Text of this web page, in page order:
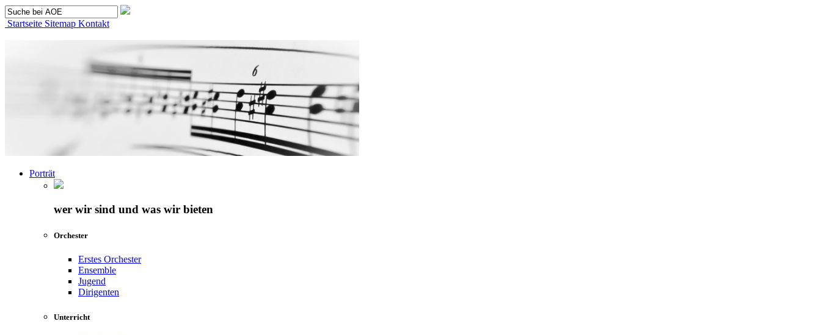
Startseite Sitemap Kontakt
Porträt
wer wir sind und was wir bieten
Orchester
Erstes Orchester
Ensemble
Jugend
Dirigenten
Unterricht